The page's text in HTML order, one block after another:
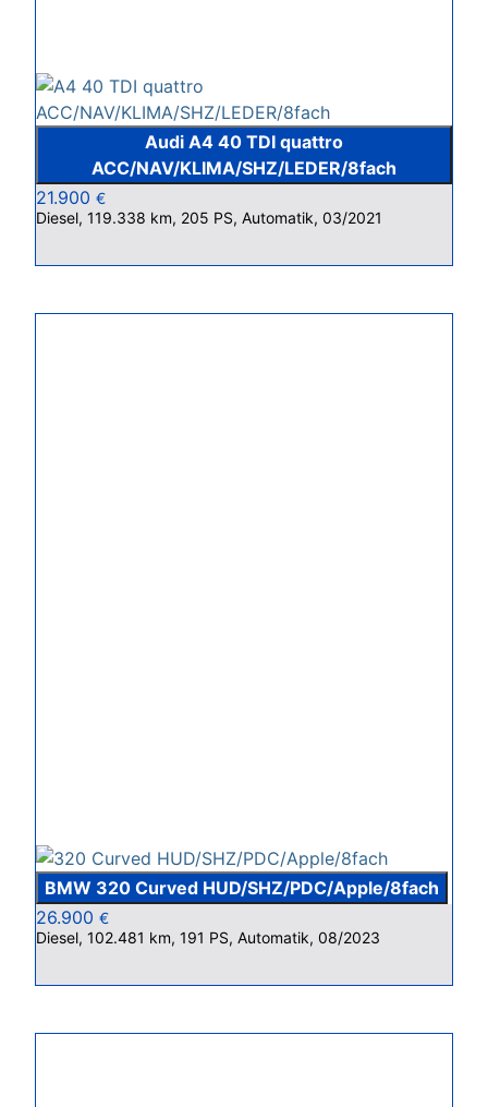
Audi A4 40 TDI quattro
ACC/NAV/KLIMA/SHZ/LEDER/8fach
21.900 €
Diesel, 119.338 km, 205 PS, Automatik, 03/2021
BMW 320 Curved HUD/SHZ/PDC/Apple/8fach
26.900 €
Diesel, 102.481 km, 191 PS, Automatik, 08/2023